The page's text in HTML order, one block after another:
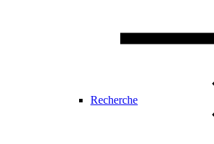
Recherche